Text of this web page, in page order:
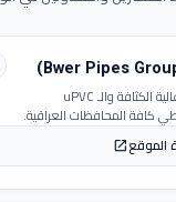
الرائدة في إنتاج أنابيب HDPE عالية الكثافة والـ uPVC
كافة المحافظات العراقية.
الموقعopen_in_new